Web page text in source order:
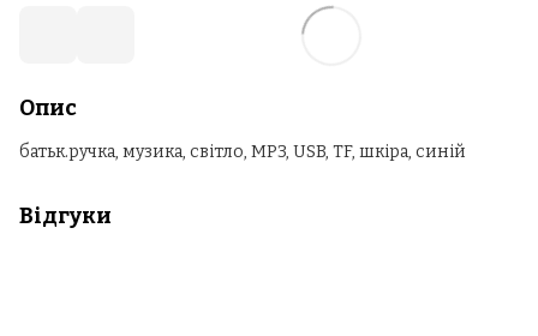
Опис
батьк.ручка, музика, світло, MP3, USB, TF, шкіра, синій
Відгуки